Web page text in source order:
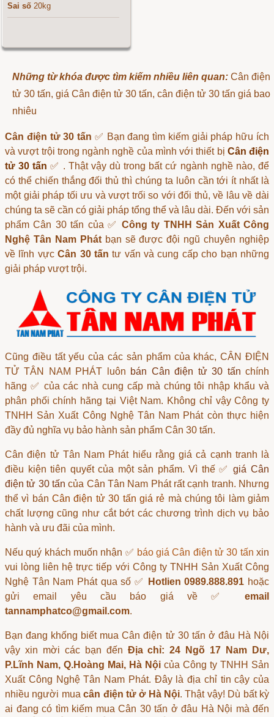
Sai số 20kg
Những từ khóa được tìm kiếm nhiều liên quan: Cân điện
tử 30 tấn, giá Cân điện tử 30 tấn, cân điện tử 30 tấn giá bao
nhiêu
Cân điện tử 30 tấn ✅ Bạn đang tìm kiếm giải pháp hữu ích
và vượt trội trong ngành nghề của mình với thiết bị Cân điện
tử 30 tấn ✅ . Thật vậy dù trong bất cứ ngành nghề nào, để
có thể chiến thắng đối thủ thì chúng ta luôn cần tới ít nhất là
một giải pháp tối ưu và vượt trối so với đối thủ, về lâu về dài
chúng ta sẽ cần có giải pháp tổng thể và lâu dài. Đến với sản
phẩmCân 30 tấn của ✅ Công ty TNHH Sản Xuất Công
Nghệ Tân Nam Phátbạn sẽ được đội ngũ chuyên nghiệp
về lĩnh vựcCân 30 tấn tư vấn và cung cấp cho bạn những
giải pháp vượt trội.
Cũng điều tất yếu của các sản phẩm của khác, CÂN ĐIỆN
TỬ TÂN NAM PHÁT luôn bán Cân điện tử 30 tấn chính
hãng ✅ của các nhà cung cấp mà chúng tôi nhập khẩu và
phân phối chính hãng tại Việt Nam. Không chỉ vậy Công ty
TNHH Sản Xuất Công Nghệ Tân Nam Phát còn thực hiện
đầy đủ nghĩa vụ bảo hành sản phẩm Cân 30 tấn.
Cân điện tử Tân Nam Pháthiểu rằng giá cả cạnh tranh là
điều kiện tiên quyết của một sản phẩm. Vì thế ✅giá Cân
điện tử 30 tấn của Cân Tân Nam Phát rất cạnh tranh. Nhưng
thể vì bánCân điện tử 30 tấn giá rẻ mà chúng tôi làm giảm
chất lượng cũng như cắt bớt các chương trình dịch vụ bảo
hành và ưu đãi của mình.
Nếu quý khách muốn nhận ✅ báo giá Cân điện tử 30 tấn xin
vui lòng liên hệ trực tiếp với Công ty TNHH Sản Xuất Công
Nghệ Tân Nam Phát qua số ✅
Hotlien 0989.888.891 hoặc
gửi email yêu cầu báo giá về ✅ email
tannamphatco@gmail.com.
Bạn đang khống biết mua Cân điện tử 30 tấn ở đâu Hà Nội
vậy xin mời các bạn đến Địa chỉ: 24 Ngõ 17 Nam Dư,
P.Lĩnh Nam, Q.Hoàng Mai, Hà Nội của Công ty TNHH Sản
Xuất Công Nghệ Tân Nam Phát. Đây là địa chỉ tin cậy của
nhiều người muacân điện tử ở Hà Nội. Thật vậy! Dù bất kỳ
ai đang có tìm kiếm mua Cân 30 tấn ở đâu Hà Nội mà đến